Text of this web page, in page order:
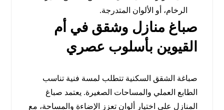
الرخام، أو الألوان المتدرجة.
صباغ منازل وشقق في أم
القيوين بأسلوب عصري
صباغة الشقق السكنية تتطلب لمسة فنية تناسب
الطابع العملي والمساحات الصغيرة. يعتمد صباغ
المنازل على اختيار ألوان تعزز الإضاءة والمساحة، مع